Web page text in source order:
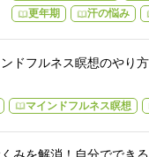
更年期
汗の悩み
ドフルネス瞑想のやり
マインドフルネス瞑想